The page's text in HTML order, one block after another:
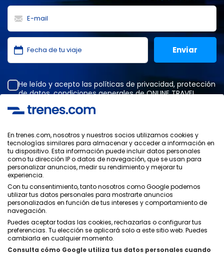
He leído y acepto las políticas de privacidad, protección
de datos,condiciones generalesde ONLINE TRAVEL
Política de Privacidad
Condiciones Generales
Política de Cookies
Aviso Legal
En trenes.com, nosotros y nuestros socios utilizamos cookies y
tecnologías similares para almacenar y acceder a información en
tu dispositivo. Esta información puede incluir datos personales
como tu dirección IP o datos de navegación, que se usan para
personalizar anuncios, medir su rendimiento y mejorar tu
experiencia.
Con tu consentimiento, tanto nosotros como Google podemos
utilizar tus datos personales para mostrarte anuncios
personalizados en función de tus intereses y comportamiento de
navegación.
Puedes aceptar todas las cookies, rechazarlas o configurar tus
preferencias. Tu elección se aplicará solo a este sitio web. Puedes
cambiarla en cualquier momento.
Consulta cómo Google utiliza tus datos personales cuando